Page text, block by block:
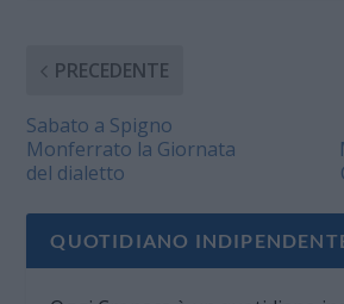
PRECEDENTE
Sabato a Spigno
Monferrato la Giornata
del dialetto
QUOTIDIANO